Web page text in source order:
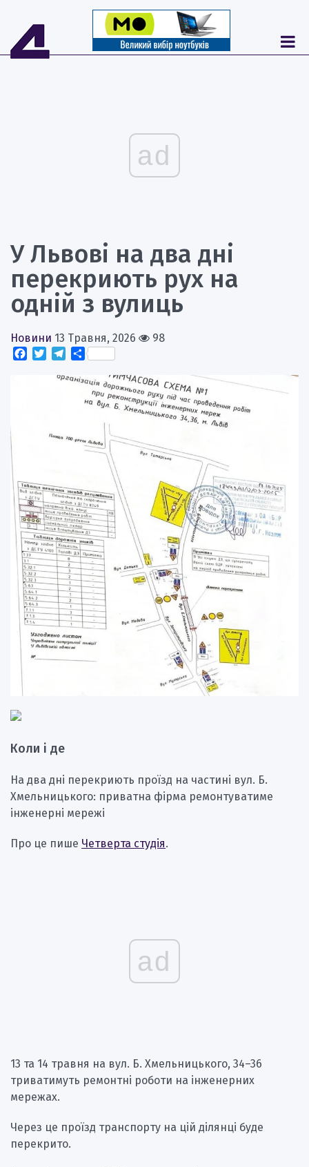
ad
У Львові на два дні
перекриють рух на
одній з вулиць
Новини 13 Травня, 2026
98
Facebook
TwitterTelegram
Поділитися
Коли і де
На два дні перекриють проїзд на частині вул. Б.
Хмельницького: приватна фірма ремонтуватиме
інженерні мережі
Про це пише Четверта студія.
ad
13 та 14 травня на вул. Б. Хмельницького, 34–36
триватимуть ремонтні роботи на інженерних
мережах.
Через це проїзд транспорту на цій ділянці буде
перекрито.